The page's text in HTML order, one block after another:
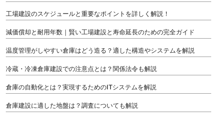
工場建設のスケジュールと重要なポイントを詳しく解説！
減価償却と耐用年数｜賢い工場建設と寿命延長のための完全ガイド
温度管理がしやすい倉庫はどう造る？適した構造やシステムを解説
冷蔵・冷凍倉庫建設での注意点とは？関係法令も解説
倉庫の自動化とは？実現するためのITシステムを解説
倉庫建設に適した地盤は？調査についても解説